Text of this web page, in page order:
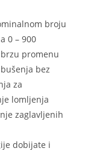
broju
0 – 900
promenu
bez
za
lomljenja
zaglavljenih
dobijate i